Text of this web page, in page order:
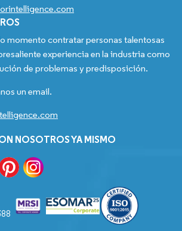
momento contratar personas talentosas
experiencia en la industria como
de problemas y predisposición.
un email.
NOSOTROS YA MISMO